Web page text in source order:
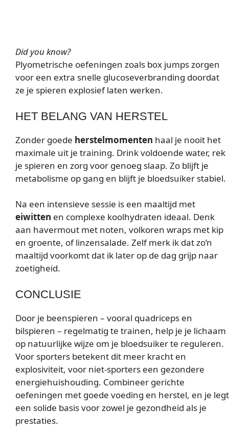
Did you know?
Plyometrische oefeningen zoals box jumps zorgen
voor een extra snelle glucoseverbranding doordat
ze je spieren explosief laten werken.
HET BELANG VAN HERSTEL
Zonder goede herstelmomenten haal je nooit het
maximale uit je training. Drink voldoende water, rek
je spieren en zorg voor genoeg slaap. Zo blijft je
metabolisme op gang en blijft je bloedsuiker stabiel.
Na een intensieve sessie is een maaltijd met
eiwitten en complexe koolhydraten ideaal. Denk
aan havermout met noten, volkoren wraps met kip
en groente, of linzensalade. Zelf merk ik dat zo’n
maaltijd voorkomt dat ik later op de dag grijp naar
zoetigheid.
CONCLUSIE
Door je beenspieren – vooral quadriceps en
bilspieren – regelmatig te trainen, help je je lichaam
op natuurlijke wijze om je bloedsuiker te reguleren.
Voor sporters betekent dit meer kracht en
explosiviteit, voor niet-sporters een gezondere
energiehuishouding. Combineer gerichte
oefeningen met goede voeding en herstel, en je legt
een solide basis voor zowel je gezondheid als je
prestaties.